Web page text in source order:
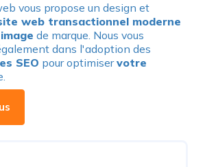
vous propose un design et
web transactionnel moderne
de marque. Nous vous
dans l'adoption des
SEO pour optimiservotre